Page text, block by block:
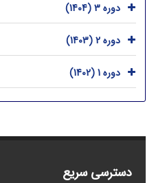
دوره 3 (1404)
دوره 2 (1403)
دوره 1 (1402)
دسترسی سریع